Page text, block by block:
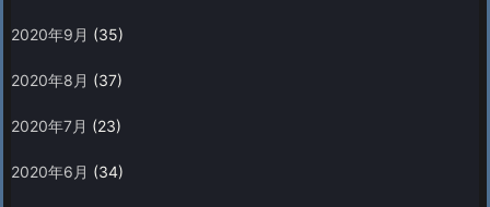
2020年9月 (35)
2020年8月 (37)
2020年7月 (23)
2020年6月 (34)